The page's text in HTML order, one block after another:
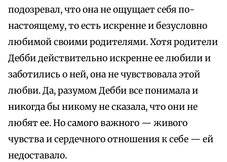
подозревал, что она не ощущает себя по-
настоящему, то есть искренне и безусловно
любимой своими родителями. Хотя родители
Дебби действительно искренне ее любили и
заботились о ней, она не чувствовала этой
любви. Да, разумом Дебби все понимала и
никогда бы никому не сказала, что они не
любят ее. Но самого важного — живого
чувства и сердечного отношения к себе — ей
недоставало.